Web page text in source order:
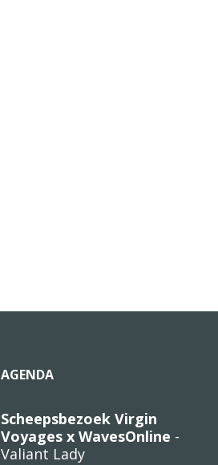
AGENDA
Scheepsbezoek Virgin
Voyages x WavesOnline -
Valiant Lady